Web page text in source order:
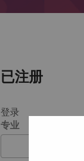
已注册
登录
专业